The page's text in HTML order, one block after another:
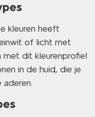
kleuren heeft
of licht met
met dit kleurenprofiel
in de huid, die je
aderen.